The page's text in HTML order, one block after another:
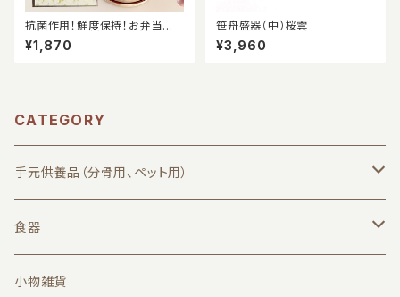
抗菌作用！鮮度保持！お弁当に
便利な環境に優しいパルプ10
0％のワサパール抗菌シート
¥1,870
笹舟盛器（中）桜雲
¥3,960
CATEGORY
手元供養品（分骨用、ペット用）
漆器小筥Curumi（欅）
Curumi関連商品
食器
汁椀、丼椀
小物雑貨